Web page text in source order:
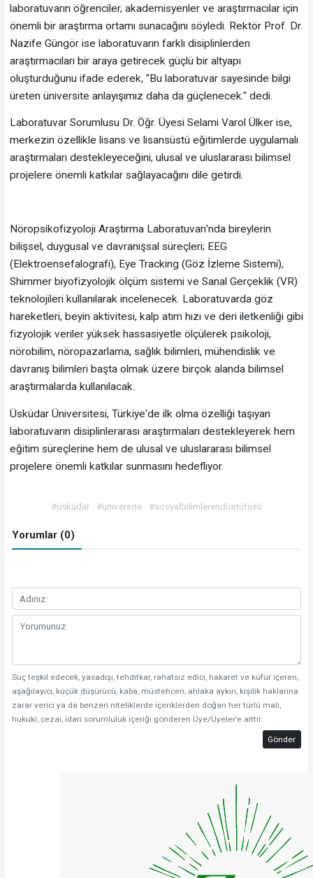
laboratuvarın öğrenciler, akademisyenler ve araştırmacılar için
önemli bir araştırma ortamı sunacağını söyledi. Rektör Prof. Dr.
Nazife Güngör ise laboratuvarın farklı disiplinlerden
araştırmacıları bir araya getirecek güçlü bir altyapı
oluşturduğunu ifade ederek, "Bu laboratuvar sayesinde bilgi
üreten üniversite anlayışımız daha da güçlenecek." dedi.
Laboratuvar Sorumlusu Dr. Öğr. Üyesi Selami Varol Ülker ise,
merkezin özellikle lisans ve lisansüstü eğitimlerde uygulamalı
araştırmaları destekleyeceğini, ulusal ve uluslararası bilimsel
projelere önemli katkılar sağlayacağını dile getirdi.
Nöropsikofizyoloji Araştırma Laboratuvarı'nda bireylerin
bilişsel, duygusal ve davranışsal süreçleri; EEG
(Elektroensefalografi), Eye Tracking (Göz İzleme Sistemi),
Shimmer biyofizyolojik ölçüm sistemi ve Sanal Gerçeklik (VR)
teknolojileri kullanılarak incelenecek. Laboratuvarda göz
hareketleri, beyin aktivitesi, kalp atım hızı ve deri iletkenliği gibi
fizyolojik veriler yüksek hassasiyetle ölçülerek psikoloji,
nörobilim, nöropazarlama, sağlık bilimleri, mühendislik ve
davranış bilimleri başta olmak üzere birçok alanda bilimsel
araştırmalarda kullanılacak.
Üsküdar Üniversitesi, Türkiye'de ilk olma özelliği taşıyan
laboratuvarın disiplinlerarası araştırmaları destekleyerek hem
eğitim süreçlerine hem de ulusal ve uluslararası bilimsel
projelere önemli katkılar sunmasını hedefliyor.
#üsküdar #üniversite #sosyalbilimlerendüstütüsü
Yorumlar (0)
Suç teşkil edecek, yasadışı, tehditkar, rahatsız edici, hakaret ve küfür içeren,
aşağılayıcı, küçük düşürücü, kaba, müstehcen, ahlaka aykırı, kişilik haklarına
zarar verici ya da benzeri niteliklerde içeriklerden doğan her türlü mali,
hukuki, cezai, idari sorumluluk içeriği gönderen Üye/Üyeler’e aittir.
Gönder